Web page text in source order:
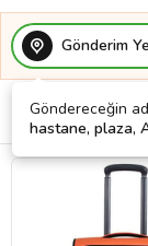
Gönderim
Göndereceğin
hastane, plaza,
Filtrele